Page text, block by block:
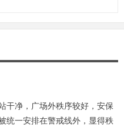
干净，广场外秩序较好，安保
统一安排在警戒线外，显得秩